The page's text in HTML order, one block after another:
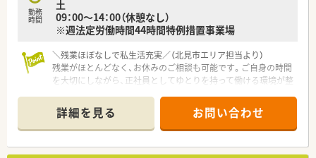
勤務
時間
土
09：00～14：00（休憩なし）
※週法定労働時間44時間特例措置事業場
＼残業ほぼなしで私生活充実／（北見市エリア担当より）
残業がほとんどなく、お休みのご相談も可能です。ご自身の時間
を大切にしながら、正社員としてゆとりを持って働ける環境が整
＊------------------------------------------＊
【店舗情報と応需状況について】
■JR北見駅から徒歩12分の立地 内科、循環器クリニックのの
詳細を見る お問い合わせ